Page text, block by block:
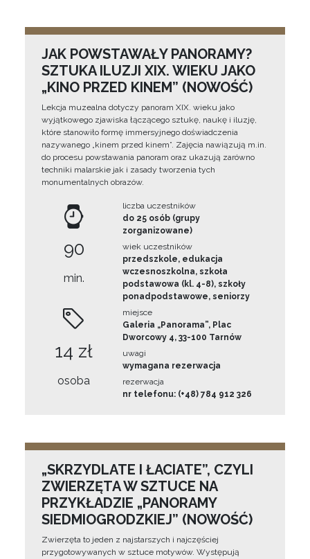
JAK POWSTAWAŁY PANORAMY?
SZTUKA ILUZJI XIX. WIEKU JAKO
„KINO PRZED KINEM” (NOWOŚĆ)
Lekcja muzealna dotyczy panoram XIX. wieku jako
wyjątkowego zjawiska łączącego sztukę, naukę i iluzję,
które stanowiło formę immersyjnego doświadczenia
nazywanego „kinem przed kinem”. Zajęcia nawiązują m.in.
do procesu powstawania panoram oraz ukazują zarówno
techniki malarskie jak i zasady tworzenia tych
monumentalnych obrazów.
90
min.
14 zł
osoba
liczba uczestników
do 25 osób (grupy
zorganizowane)
wiek uczestników
przedszkole, edukacja
wczesnoszkolna, szkoła
podstawowa (kl. 4-8), szkoły
ponadpodstawowe, seniorzy
miejsce
Galeria „Panorama”, Plac
Dworcowy 4, 33-100 Tarnów
uwagi
wymagana rezerwacja
rezerwacja
nr telefonu: (+48) 784 912 326
„SKRZYDLATE I ŁACIATE”, CZYLI
ZWIERZĘTA W SZTUCE NA
PRZYKŁADZIE „PANORAMY
SIEDMIOGRODZKIEJ” (NOWOŚĆ)
Zwierzęta to jeden z najstarszych i najczęściej
przygotowywanych w sztuce motywów. Występują